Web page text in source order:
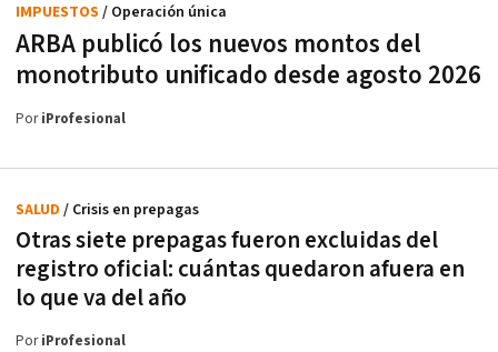
ARBA publicó los nuevos montos del
monotributo unificado desde agosto 2026
IMPUESTOS / Operación única
PoriProfesional
Otras siete prepagas fueron excluidas del
registro oficial: cuántas quedaron afuera en
lo que va del año
SALUD / Crisis en prepagas
PoriProfesional